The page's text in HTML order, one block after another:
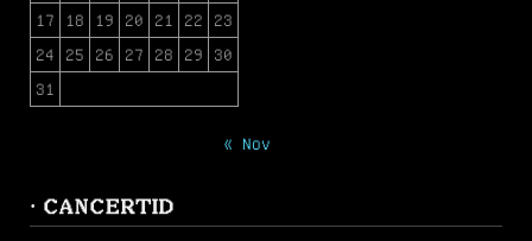
17
18 19 20 21 22
23
24
25 26 27 28 29
30
31
« Nov
· CANCERTID